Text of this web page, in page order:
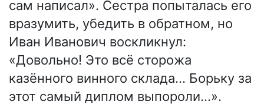
сам написал». Сестра попыталась его
вразумить, убедить в обратном, но
Иван Иванович воскликнул:
«Довольно! Это всё сторожа
казённого винного склада… Борьку за
этот самый диплом выпороли…».